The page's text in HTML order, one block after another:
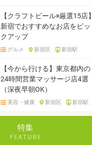
【クラフトビール×厳選15店】
新宿でおすすめなお店をピッ
クアップ
グルメ 新宿区 新宿駅
【今から行ける】東京都内の
24時間営業マッサージ店4選
（深夜早朝OK）
美容・健康 新宿区 新宿駅
特集